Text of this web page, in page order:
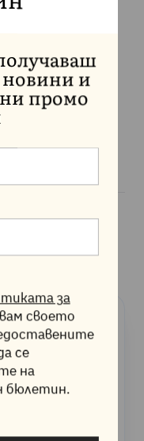
я:
новини и
промо
за
своето
се
на
бюлетин.